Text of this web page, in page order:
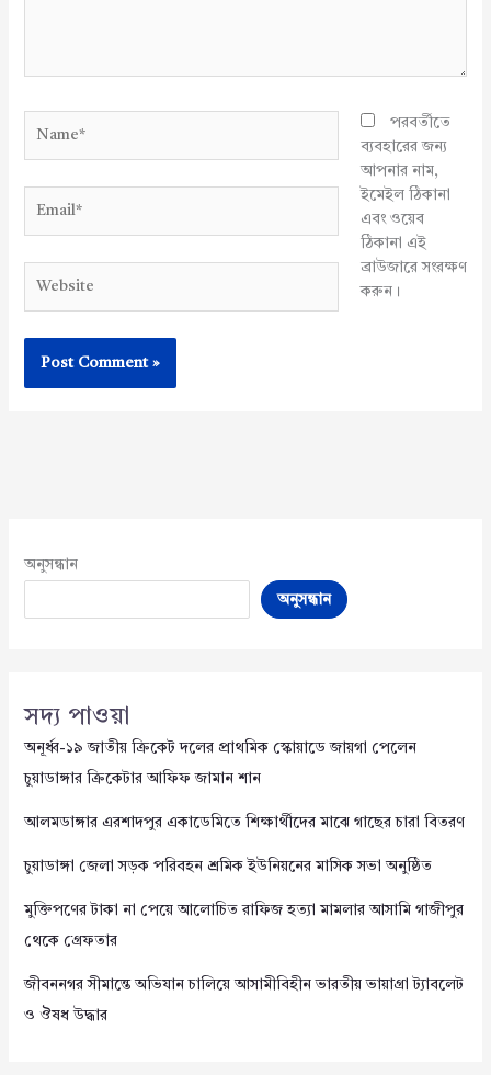
পরবর্তীতে
ব্যবহারের জন্য
আপনার নাম,
ইমেইল ঠিকানা
এবং ওয়েব
ঠিকানা এই
ব্রাউজারে সংরক্ষণ
করুন।
অনুসন্ধান
অনুসন্ধান
সদ্য পাওয়া
অনূর্ধ্ব-১৯ জাতীয় ক্রিকেট দলের প্রাথমিক স্কোয়াডে জায়গা পেলেন
চুয়াডাঙ্গার ক্রিকেটার আফিফ জামান শান
আলমডাঙ্গার এরশাদপুর একাডেমিতে শিক্ষার্থীদের মাঝে গাছের চারা বিতরণ
চুয়াডাঙ্গা জেলা সড়ক পরিবহন শ্রমিক ইউনিয়নের মাসিক সভা অনুষ্ঠিত
মুক্তিপণের টাকা না পেয়ে আলোচিত রাফিজ হত্যা মামলার আসামি গাজীপুর
থেকে গ্রেফতার
জীবননগর সীমান্তে অভিযান চালিয়ে আসামীবিহীন ভারতীয় ভায়াগ্রা ট্যাবলেট
ও ঔষধ উদ্ধার